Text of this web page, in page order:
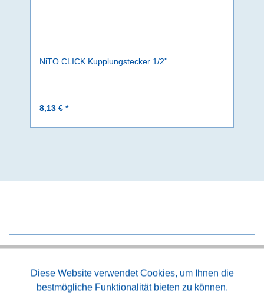
NiTO CLICK Kupplungstecker 1/2''
8,13 € *
Funktionale Aktiv
Diese Website verwendet Cookies, um Ihnen die
bestmögliche Funktionalität bieten zu können.